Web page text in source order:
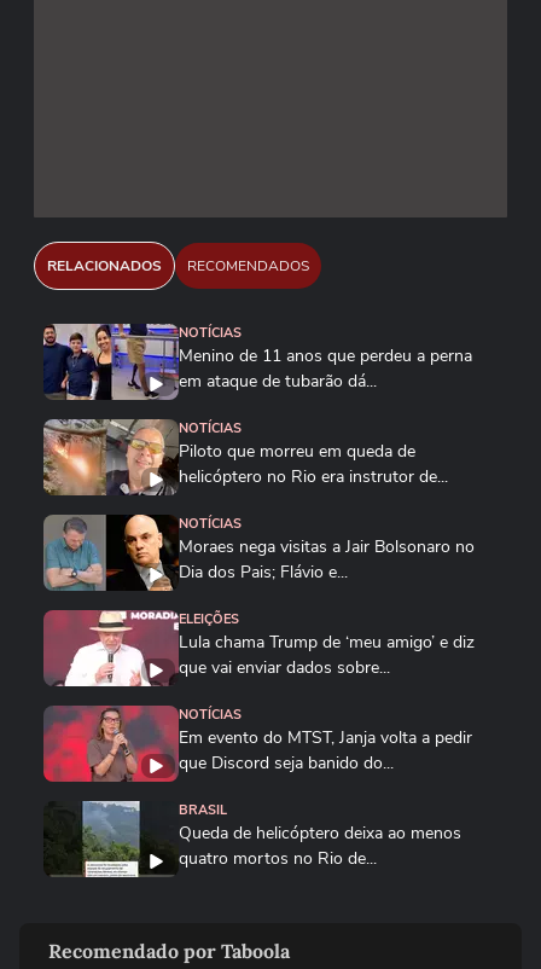
RELACIONADOS RECOMENDADOS
NOTÍCIAS
Menino de 11 anos que perdeu a perna
em ataque de tubarão dá...
NOTÍCIAS
Piloto que morreu em queda de
helicóptero no Rio era instrutor de...
NOTÍCIAS
Moraes nega visitas a Jair Bolsonaro no
Dia dos Pais; Flávio e...
ELEIÇÕES
Lula chama Trump de ‘meu amigo’ e diz
que vai enviar dados sobre...
NOTÍCIAS
Em evento do MTST, Janja volta a pedir
que Discord seja banido do...
BRASIL
Queda de helicóptero deixa ao menos
quatro mortos no Rio de...
quatro mortos no Rio de Janeiro
Recomendado por Taboola